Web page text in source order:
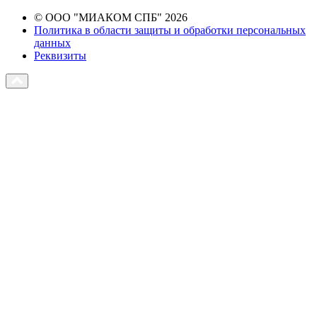
© ООО "МИАКОМ СПБ" 2026
Политика в области защиты и обработки персональных
данных
Реквизиты